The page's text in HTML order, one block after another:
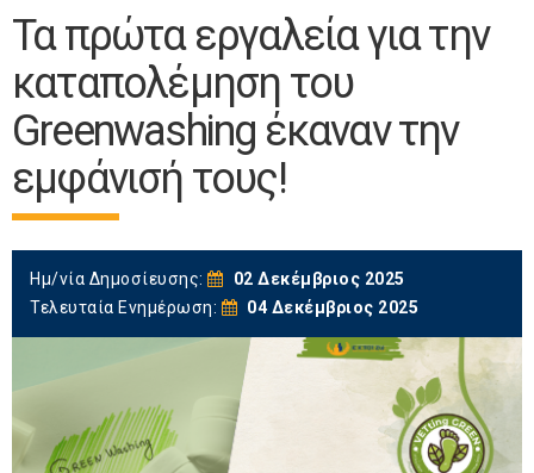
Τα πρώτα εργαλεία για την
καταπολέμηση του
Greenwashing έκαναν την
εμφάνισή τους!
Ημ/νία Δημοσίευσης:
02 Δεκέμβριος 2025
Τελευταία Ενημέρωση:
04 Δεκέμβριος 2025